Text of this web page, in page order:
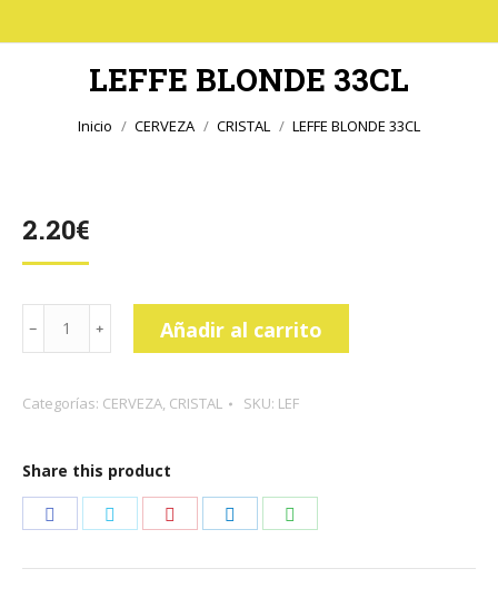
LEFFE BLONDE 33CL
Estás aquí:
Inicio CERVEZA CRISTAL LEFFE BLONDE 33CL
2.20€
LEFFE
BLONDE
cantidad
Añadir al carrito
Categorías: CERVEZA, CRISTAL SKU: LEF
Share this product